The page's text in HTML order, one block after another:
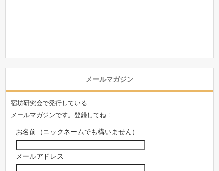
メールマガジン
宿坊研究会で発行している
メールマガジンです。登録してね！
お名前（ニックネームでも構いません）
メールアドレス